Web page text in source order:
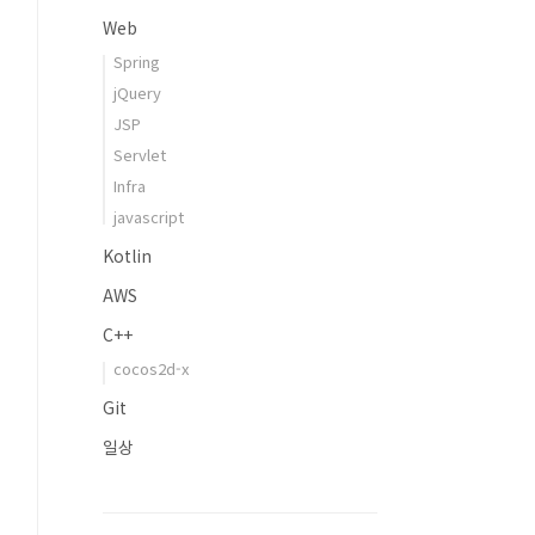
Web
Spring
jQuery
JSP
Servlet
Infra
javascript
Kotlin
AWS
C++
cocos2d-x
Git
일상